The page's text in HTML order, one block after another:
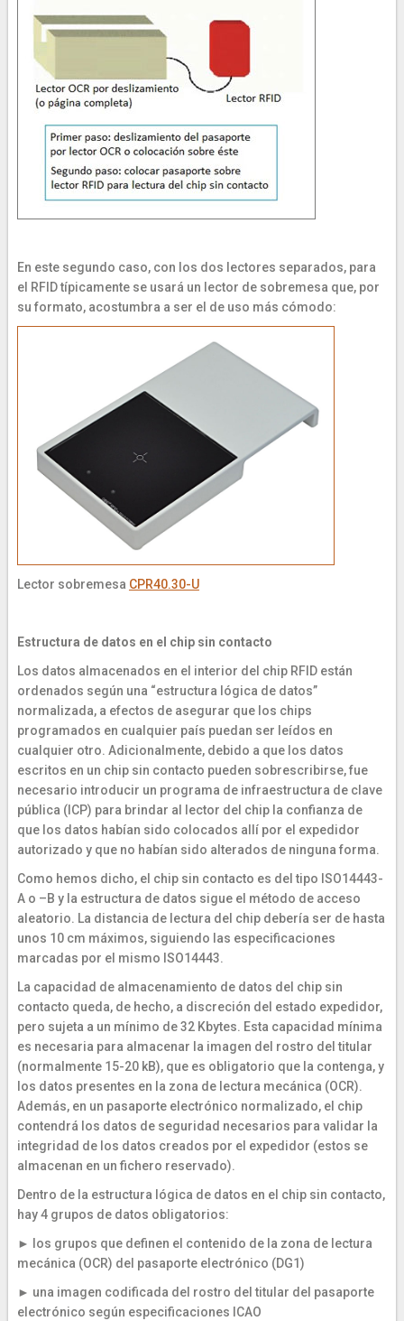
En este segundo caso, con los dos lectores separados, para
el RFID típicamente se usará un lector de sobremesa que, por
su formato, acostumbra a ser el de uso más cómodo:
Lector sobremesa CPR40.30-U
Estructura de datos en el chip sin contacto
Los datos almacenados en el interior del chip RFID están
ordenados según una “estructura lógica de datos”
normalizada, a efectos de asegurar que los chips
programados en cualquier país puedan ser leídos en
cualquier otro. Adicionalmente, debido a que los datos
escritos en un chip sin contacto pueden sobrescribirse, fue
necesario introducir un programa de infraestructura de clave
pública (ICP) para brindar al lector del chip la confianza de
que los datos habían sido colocados allí por el expedidor
autorizado y que no habían sido alterados de ninguna forma.
Como hemos dicho, el chip sin contacto es del tipo ISO14443-
A o –B y la estructura de datos sigue el método de acceso
aleatorio. La distancia de lectura del chip debería ser de hasta
unos 10 cm máximos, siguiendo las especificaciones
marcadas por el mismo ISO14443.
La capacidad de almacenamiento de datos del chip sin
contacto queda, de hecho, a discreción del estado expedidor,
pero sujeta a un mínimo de 32 Kbytes. Esta capacidad mínima
es necesaria para almacenar la imagen del rostro del titular
(normalmente 15-20 kB), que es obligatorio que la contenga, y
los datos presentes en la zona de lectura mecánica (OCR).
Además, en un pasaporte electrónico normalizado, el chip
contendrá los datos de seguridad necesarios para validar la
integridad de los datos creados por el expedidor (estos se
almacenan en un fichero reservado).
Dentro de la estructura lógica de datos en el chip sin contacto,
hay 4 grupos de datos obligatorios:
► los grupos que definen el contenido de la zona de lectura
mecánica (OCR) del pasaporte electrónico (DG1)
► una imagen codificada del rostro del titular del pasaporte
electrónico según especificaciones ICAO